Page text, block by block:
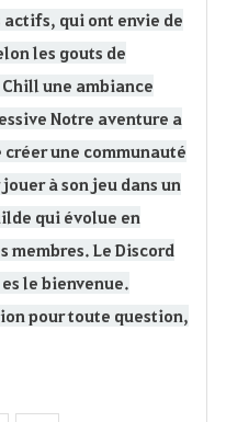
v
o
r
t
e
actifs, qui ont envie de
les gouts de
une ambiance
Notre aventure a
une communauté
à son jeu dans un
qui évolue en
membres. Le Discord
le bienvenue.
pour toute question,